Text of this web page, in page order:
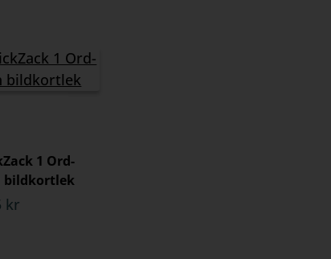
1 Ord-
bildkortlek
kr